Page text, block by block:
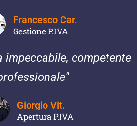
Francesco Car.
Gestione P.IVA
impeccabile, competente
Giorgio Vit.
Apertura P.IVA